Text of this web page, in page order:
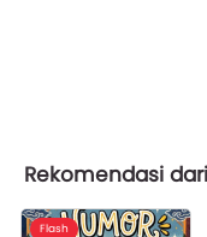
Rekomendasi
Flash